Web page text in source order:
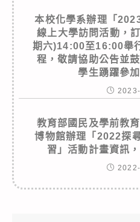
本校化學系辦理「
線上大學訪問活動，
期六)14:00至16:00舉
程，敬請協助公告並
學生踴躍參
教育部國民及學前教
博物館辦理「2022探
習」活動計畫資訊